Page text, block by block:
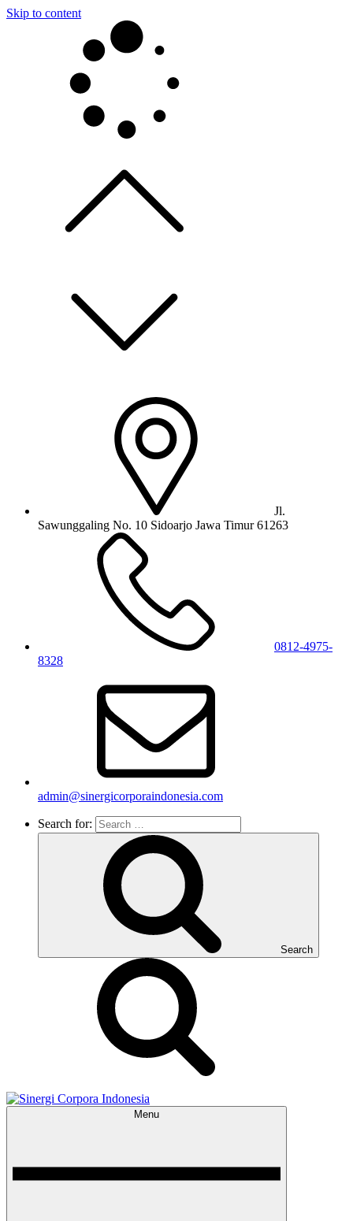
Skip to content
Jl.
Sawunggaling No. 10 Sidoarjo Jawa Timur 61263
0812-4975-
8328
admin@sinergicorporaindonesia.com
Search for:
Search
Menu